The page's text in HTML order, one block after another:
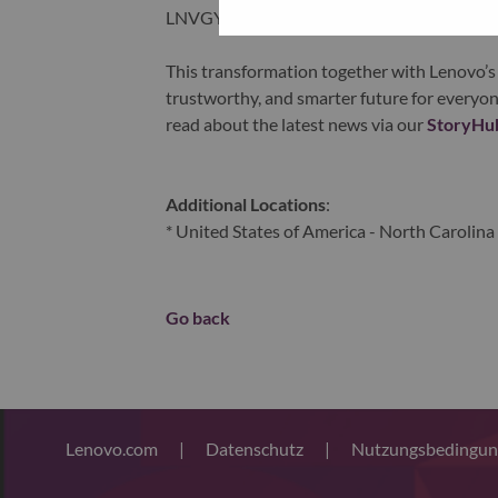
LNVGY).
This transformation together with
trustworthy, and smarter future for
read about the latest news via our
Additional Locations:
* United States of America - North
Go back
Lenovo.com | Datenschutz |